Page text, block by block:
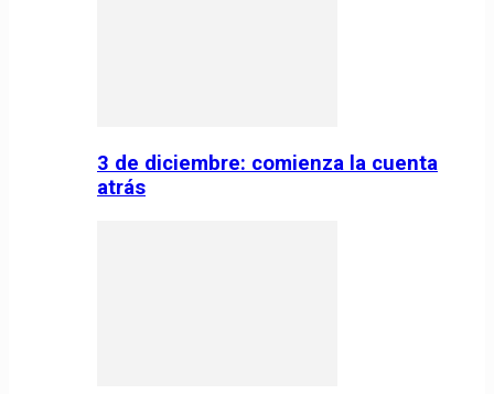
3 de diciembre: comienza la cuenta
atrás